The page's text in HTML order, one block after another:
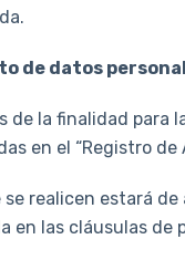
de datos
de la finalidad
en el “Registro
realicen estará
las cláusulas